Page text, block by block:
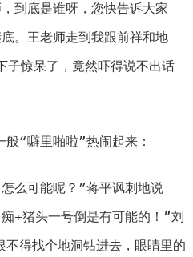
到底是谁呀，您快告诉大家
。王老师走到我跟前祥和地
惊呆了，竟然吓得说不出话
“噼里啪啦”热闹起来：
么可能呢？”蒋平讽刺地说
+猪头一号倒是有可能的！”刘
得找个地洞钻进去，眼睛里的